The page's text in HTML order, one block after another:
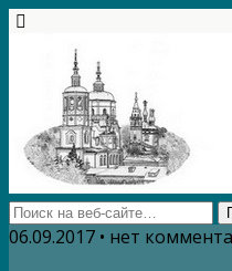
06.09.2017 • нет